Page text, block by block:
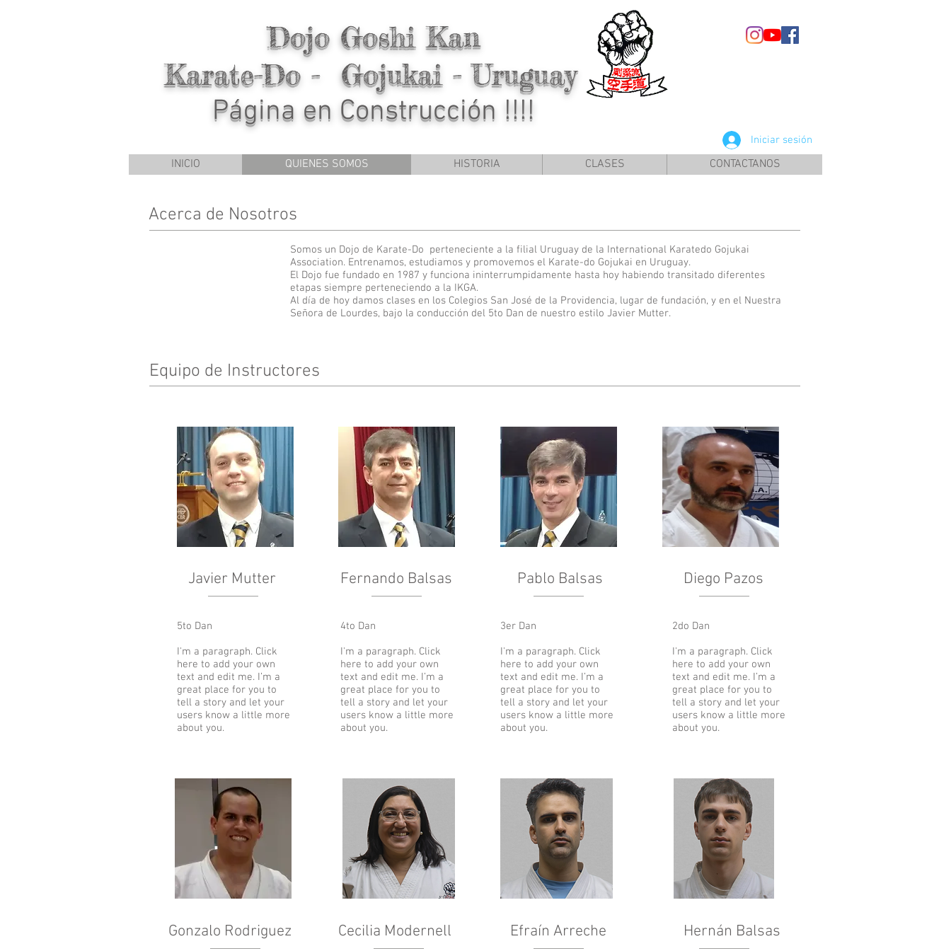
Dojo Goshi Kan
Karate-Do - Gojukai - Uruguay
Página en Construcción !!!!
Iniciar sesión
INICIO QUIENES SOMOS HISTORIA CLASES CONTACTANOS
Acerca de Nosotros
Somos un Dojo de Karate-Do perteneciente a la filial Uruguay de la International Karatedo Gojukai
Association. Entrenamos, estudiamos y promovemos el Karate-do Gojukai en Uruguay.
El Dojo fue fundado en 1987 y funciona ininterrumpidamente hasta hoy habiendo transitado diferentes
etapas siempre perteneciendo a la IKGA.
Al día de hoy damos clases en los Colegios San José de la Providencia, lugar de fundación, y en el Nuestra
Señora de Lourdes, bajo la conducción del 5to Dan de nuestro estilo Javier Mutter.
Equipo de Instructores
Javier Mutter
5to Dan
I'm a paragraph. Click
here to add your own
text and edit me. I’m a
great place for you to
tell a story and let your
users know a little more
about you.
Gonzalo Rodriguez
Fernando Balsas
4to Dan
I'm a paragraph. Click
here to add your own
text and edit me. I’m a
great place for you to
tell a story and let your
users know a little more
about you.
Cecilia Modernell
Pablo Balsas
3er Dan
I'm a paragraph. Click
here to add your own
text and edit me. I’m a
great place for you to
tell a story and let your
users know a little more
about you.
Efraín Arreche
Diego Pazos
2do Dan
I'm a paragraph. Click
here to add your own
text and edit me. I’m a
great place for you to
tell a story and let your
users know a little more
about you.
Hernán Balsas